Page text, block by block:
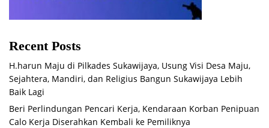
Recent Posts
H.harun Maju di Pilkades Sukawijaya, Usung Visi Desa Maju,
Sejahtera, Mandiri, dan Religius Bangun Sukawijaya Lebih
Baik Lagi
Beri Perlindungan Pencari Kerja, Kendaraan Korban Penipuan
Calo Kerja Diserahkan Kembali ke Pemiliknya